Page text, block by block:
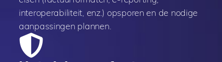
interoperabiliteit, enz.) opsporen en de nodige
aanpassingen plannen.